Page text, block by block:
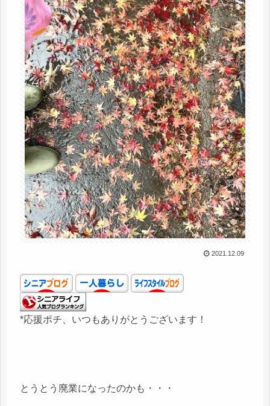
2021.12.09
*応援ポチ、いつもありがとうございます！
とうとう廃業になったのかも・・・